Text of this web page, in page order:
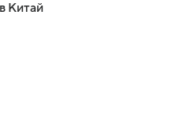
Китай